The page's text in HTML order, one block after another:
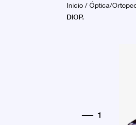
Inicio/Óptica/
DIOP.